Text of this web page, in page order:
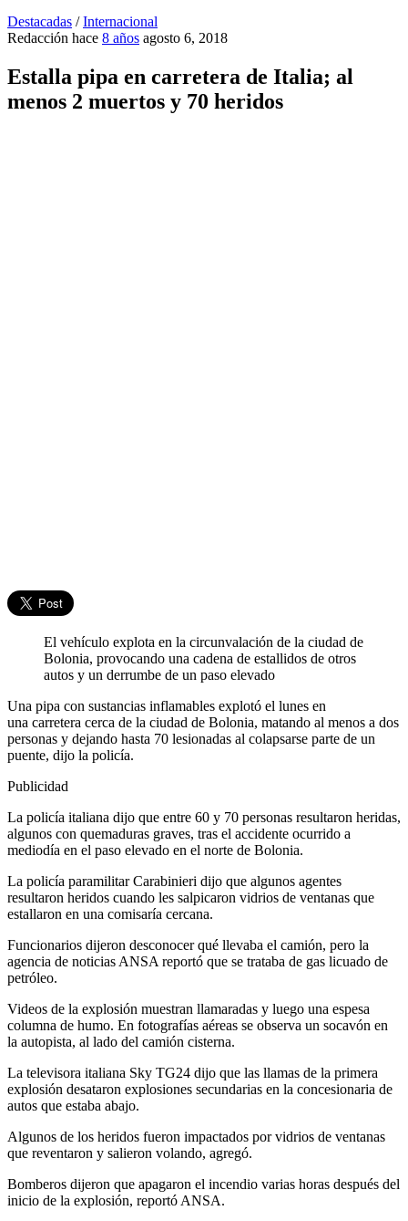
Destacadas /Internacional
Redacción hace 8 años agosto 6, 2018
Estalla pipa en carretera de Italia; al
menos 2 muertos y 70 heridos
El vehículo explota en la circunvalación de la ciudad de
Bolonia, provocando una cadena de estallidos de otros
autos y un derrumbe de un paso elevado
Una pipa con sustancias inflamables explotó el lunes en
una carretera cerca de la ciudad de Bolonia, matando al menos a dos
personas y dejando hasta 70 lesionadas al colapsarse parte de un
puente, dijo la policía.
Publicidad
La policía italiana dijo que entre 60 y 70 personas resultaron heridas,
algunos con quemaduras graves, tras el accidente ocurrido a
mediodía en el paso elevado en el norte de Bolonia.
La policía paramilitar Carabinieri dijo que algunos agentes
resultaron heridos cuando les salpicaron vidrios de ventanas que
estallaron en una comisaría cercana.
Funcionarios dijeron desconocer qué llevaba el camión, pero la
agencia de noticias ANSA reportó que se trataba de gas licuado de
petróleo.
Videos de la explosión muestran llamaradas y luego una espesa
columna de humo. En fotografías aéreas se observa un socavón en
la autopista, al lado del camión cisterna.
La televisora italiana Sky TG24 dijo que las llamas de la primera
explosión desataron explosiones secundarias en la concesionaria de
autos que estaba abajo.
Algunos de los heridos fueron impactados por vidrios de ventanas
que reventaron y salieron volando, agregó.
Bomberos dijeron que apagaron el incendio varias horas después del
inicio de la explosión, reportó ANSA.